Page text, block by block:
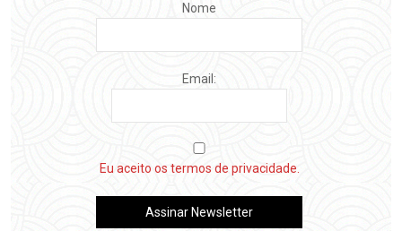
Nome
Email:
Eu aceito os termos de privacidade.